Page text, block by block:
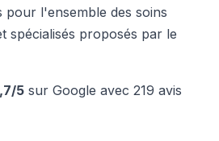
pour l'ensemble des soins
spécialisés proposés par le
5 sur Google avec 219 avis